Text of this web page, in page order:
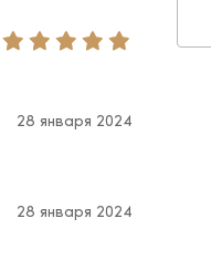
28 января 2024
28 января 2024